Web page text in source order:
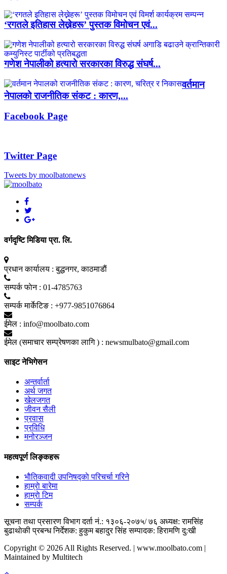
‘रगतले इतिहास लेख्नेहरू’ पुस्तक विमोचन एवं...
गणेश नेपालीको हत्यारो सरकारका विरुद्ध संघर्ष...
वर्तमान
नेपालको राजनीतिक संकट : कारण,...
Facebook Page
Twitter Page
Tweets by moolbatonews
वर्गदृष्टि मिडिया प्रा. लि.
प्रधान कार्यालय : बुद्धनगर, काठमाडाैं
सम्पर्क फाेन : 01-4785763
सम्पर्क मार्केटिङ : +977-9851076864
ईमेल : info@moolbato.com
ईमेल (समाचार सम्प्रेषणका लागि ) : newsmulbato@gmail.com
साइट नेभिगेसन
अन्तर्वार्ता
अर्थ जगत
खेलजगत
जीवन सैली
प्रवास
प्रविधि
मनोरञ्जन
महत्वपूर्ण लिङ्कहरू
भाैतिकवादी उपनिषद्काे परिचर्चा गरिने
हाम्राे बारेमा
हाम्राे टिम
सम्पर्क
सूचना तथा प्रसारण विभाग दर्ता नं.: १३०६-२०७५/ ७६ अध्यक्ष: रामसिंह
बुढाथाेकी प्रबन्ध निर्देशक: हुकुम बहादुर सिंह सम्पादक: हिरामणि दु:खी
Copyright © 2026 All Rights Reserved. | www.moolbato.com |
Maintained by Multitech